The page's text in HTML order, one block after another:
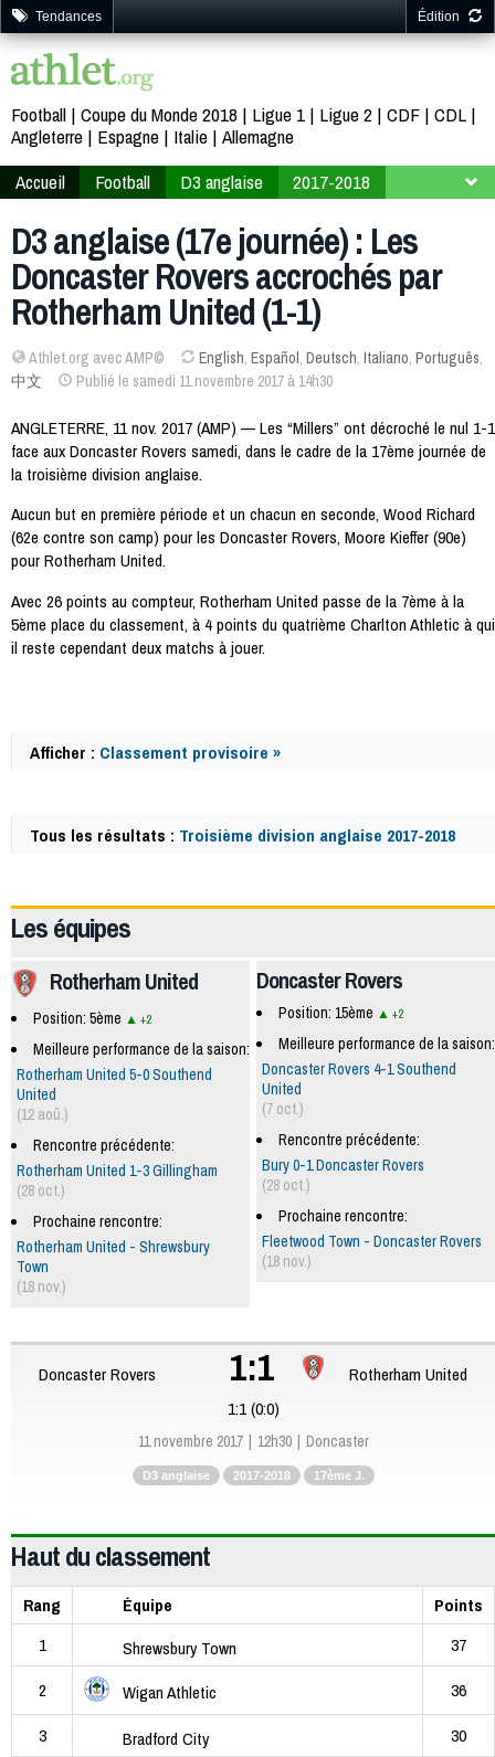
Tendances Édition
Football Coupe du Monde 2018 Ligue 1 Ligue 2 CDF CDL
Angleterre
Espagne Italie Allemagne
Accueil
Football D3 anglaise
2017-2018
D3 anglaise (17e journée) : Les
Doncaster Rovers accrochés par
Rotherham United (1-1)
Athlet.org avec AMP© English, Español, Deutsch, Italiano, Português,
中文
Publié le samedi 11 novembre 2017 à 14h30
ANGLETERRE, 11 nov. 2017 (AMP) — Les “Millers” ont décroché le nul 1-1
face aux Doncaster Rovers samedi, dans le cadre de la 17ème journée de
la troisième division anglaise.
Aucun but en première période et un chacun en seconde, Wood Richard
(62e contre son camp) pour les Doncaster Rovers, Moore Kieffer (90e)
pour Rotherham United.
Avec 26 points au compteur, Rotherham United passe de la 7ème à la
5ème place du classement, à 4 points du quatrième Charlton Athletic à qui
il reste cependant deux matchs à jouer.
Afficher : Classement provisoire »
Tous les résultats : Troisième division anglaise 2017-2018
Les équipes
Doncaster Rovers
Position: 15ème +2
Meilleure performance de la saison:
Doncaster Rovers 4-1 Southend
United
(7 oct.)
Rencontre précédente:
Bury 0-1 Doncaster Rovers
(28 oct.)
Prochaine rencontre:
Fleetwood Town - Doncaster Rovers
(18 nov.)
Rotherham United
Position: 5ème +2
Meilleure performance de la saison:
Rotherham United 5-0 Southend
United
(12 aoû.)
Rencontre précédente:
Rotherham United 1-3 Gillingham
(28 oct.)
Prochaine rencontre:
Rotherham United - Shrewsbury
Town
(18 nov.)
Doncaster Rovers 1:1
Rotherham United
1:1 (0:0)
11 novembre 2017 12h30 Doncaster
D3 anglaise 2017-2018 17ème J.
Haut du classement
Rang Équipe
Points
1
Shrewsbury Town
37
2
Wigan Athletic
36
3
Bradford City
30